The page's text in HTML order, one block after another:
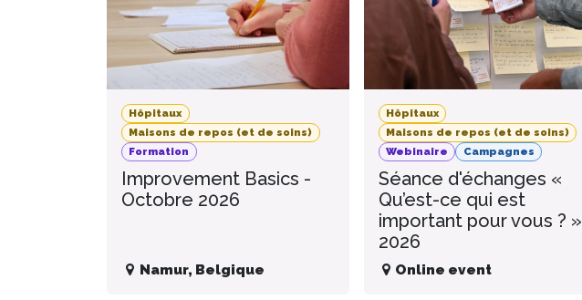
Hôpitaux
Maisons de repos (et de soins)
Formation
Improvement Basics -
Octobre 2026
Namur, Belgique
Hôpitaux
Maisons de repos (et de soins)
Webinaire
Campagnes
Séance d'échanges «
Qu’est-ce qui est
important pour vous ? »
2026
Online event